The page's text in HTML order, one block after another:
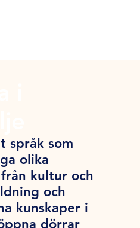
språk som
olika
kultur och
och
kunskaper i
dörrar